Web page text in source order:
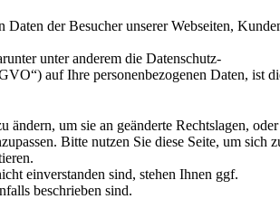
der Besucher unserer Webseiten,
unter anderem die Datenschutz-
auf Ihre personenbezogenen Daten, ist
um sie an geänderte Rechtslagen,
Bitte nutzen Sie diese Seite, um sich
einverstanden sind, stehen Ihnen ggf.
beschrieben sind.